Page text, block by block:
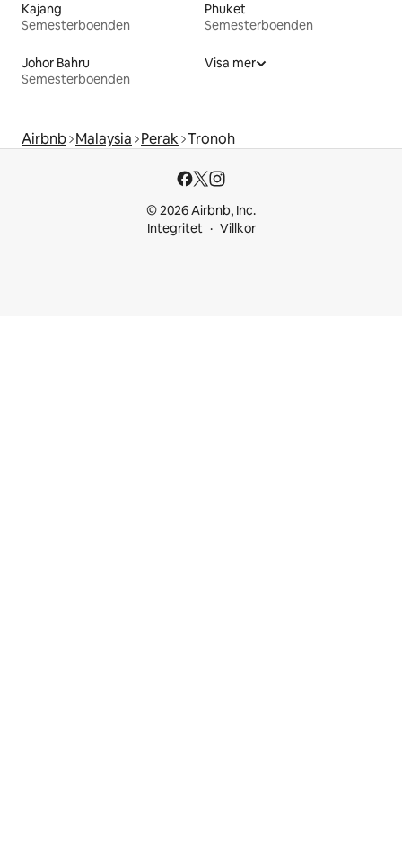
Kajang
Semesterboenden
Phuket
Semesterboenden
Johor Bahru
Semesterboenden
Visa mer
Airbnb Malaysia Perak Tronoh
© 2026 Airbnb, Inc.
Integritet
Villkor